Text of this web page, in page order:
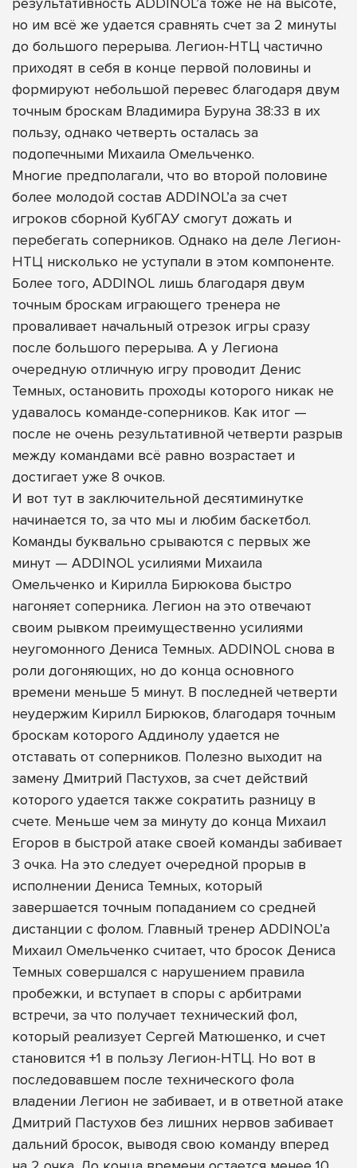
но им всё же удается сравнять счет за 2 минуты
до большого перерыва. Легион-НТЦ частично
приходят в себя в конце первой половины и
формируют небольшой перевес благодаря двум
точным броскам Владимира Буруна 38:33 в их
пользу, однако четверть осталась за
подопечными Михаила Омельченко.
Многие предполагали, что во второй половине
более молодой состав ADDINOL’а за счет
игроков сборной КубГАУ смогут дожать и
перебегать соперников. Однако на деле Легион-
НТЦ нисколько не уступали в этом компоненте.
Более того, ADDINOL лишь благодаря двум
точным броскам играющего тренера не
проваливает начальный отрезок игры сразу
после большого перерыва. А у Легиона
очередную отличную игру проводит Денис
Темных, остановить проходы которого никак не
удавалось команде-соперников. Как итог —
после не очень результативной четверти разрыв
между командами всё равно возрастает и
достигает уже 8 очков.
И вот тут в заключительной десятиминутке
начинается то, за что мы и любим баскетбол.
Команды буквально срываются с первых же
минут — ADDINOL усилиями Михаила
Омельченко и Кирилла Бирюкова быстро
нагоняет соперника. Легион на это отвечают
своим рывком преимущественно усилиями
неугомонного Дениса Темных. ADDINOL снова в
роли догоняющих, но до конца основного
времени меньше 5 минут. В последней четверти
неудержим Кирилл Бирюков, благодаря точным
броскам которого Аддинолу удается не
отставать от соперников. Полезно выходит на
замену Дмитрий Пастухов, за счет действий
которого удается также сократить разницу в
счете. Меньше чем за минуту до конца Михаил
Егоров в быстрой атаке своей команды забивает
3 очка. На это следует очередной прорыв в
исполнении Дениса Темных, который
завершается точным попаданием со средней
дистанции с фолом. Главный тренер ADDINOL’а
Михаил Омельченко считает, что бросок Дениса
Темных совершался с нарушением правила
пробежки, и вступает в споры с арбитрами
встречи, за что получает технический фол,
который реализует Сергей Матюшенко, и счет
становится +1 в пользу Легион-НТЦ. Но вот в
последовавшем после технического фола
владении Легион не забивает, и в ответной атаке
Дмитрий Пастухов без лишних нервов забивает
дальний бросок, выводя свою команду вперед